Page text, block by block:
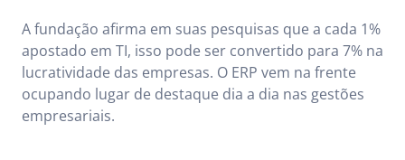
A fundação afirma em suas pesquisas que a cada 1%
apostado em TI, isso pode ser convertido para 7% na
lucratividade das empresas. O ERP vem na frente
ocupando lugar de destaque dia a dia nas gestões
empresariais.